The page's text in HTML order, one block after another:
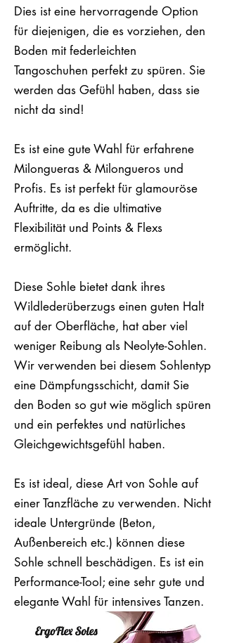
Dies ist eine hervorragende Option
für diejenigen, die es vorziehen, den
Boden mit federleichten
Tangoschuhen perfekt zu spüren. Sie
werden das Gefühl haben, dass sie
nicht da sind!
Es ist eine gute Wahl für erfahrene
Milongueras & Milongueros und
Profis. Es ist perfekt für glamouröse
Auftritte, da es die ultimative
Flexibilität und Points & Flexs
ermöglicht.
Diese Sohle bietet dank ihres
Wildlederüberzugs einen guten Halt
auf der Oberfläche, hat aber viel
weniger Reibung als Neolyte-Sohlen.
Wir verwenden bei diesem Sohlentyp
eine Dämpfungsschicht, damit Sie
den Boden so gut wie möglich spüren
und ein perfektes und natürliches
Gleichgewichtsgefühl haben.
Es ist ideal, diese Art von Sohle auf
einer Tanzfläche zu verwenden. Nicht
ideale Untergründe (Beton,
Außenbereich etc.) können diese
Sohle schnell beschädigen. Es ist ein
Performance-Tool; eine sehr gute und
elegante Wahl für intensives Tanzen.